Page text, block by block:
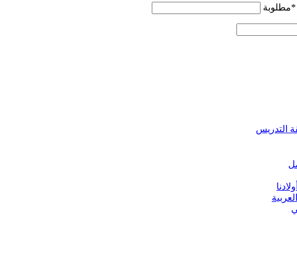
*مطلوبة
التدريس